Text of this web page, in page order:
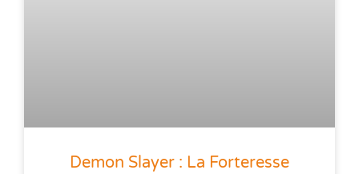
Demon Slayer : La Forteresse